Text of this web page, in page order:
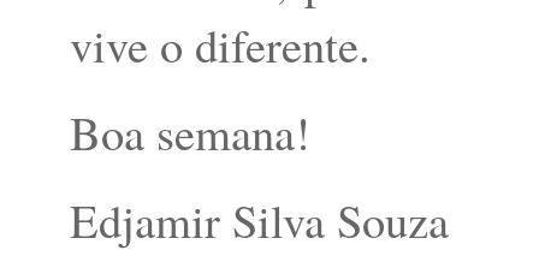
vive o diferente.
Boa semana!
Edjamir Silva Souza